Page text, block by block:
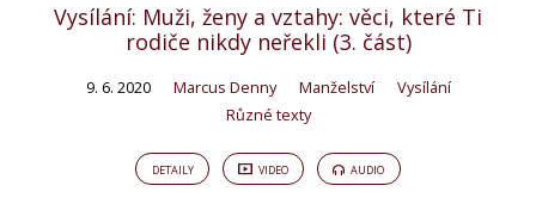
Vysílání: Muži, ženy a vztahy: věci, které Ti
rodiče nikdy neřekli (3. část)
9. 6. 2020 Marcus Denny Manželství
Vysílání
Různé texty
DETAILY VIDEO AUDIO